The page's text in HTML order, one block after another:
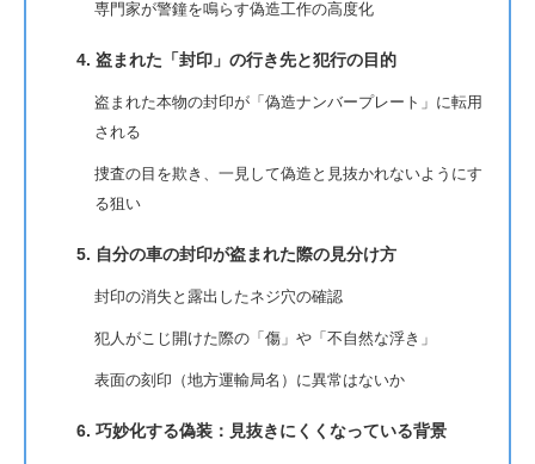
専門家が警鐘を鳴らす偽造工作の高度化
4. 盗まれた「封印」の行き先と犯行の目的
盗まれた本物の封印が「偽造ナンバープレート」に転用
される
捜査の目を欺き、一見して偽造と見抜かれないようにす
る狙い
5. 自分の車の封印が盗まれた際の見分け方
封印の消失と露出したネジ穴の確認
犯人がこじ開けた際の「傷」や「不自然な浮き」
表面の刻印（地方運輸局名）に異常はないか
6. 巧妙化する偽装：見抜きにくくなっている背景